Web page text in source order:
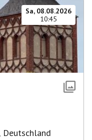
Sa, 08.08.2026
10:45